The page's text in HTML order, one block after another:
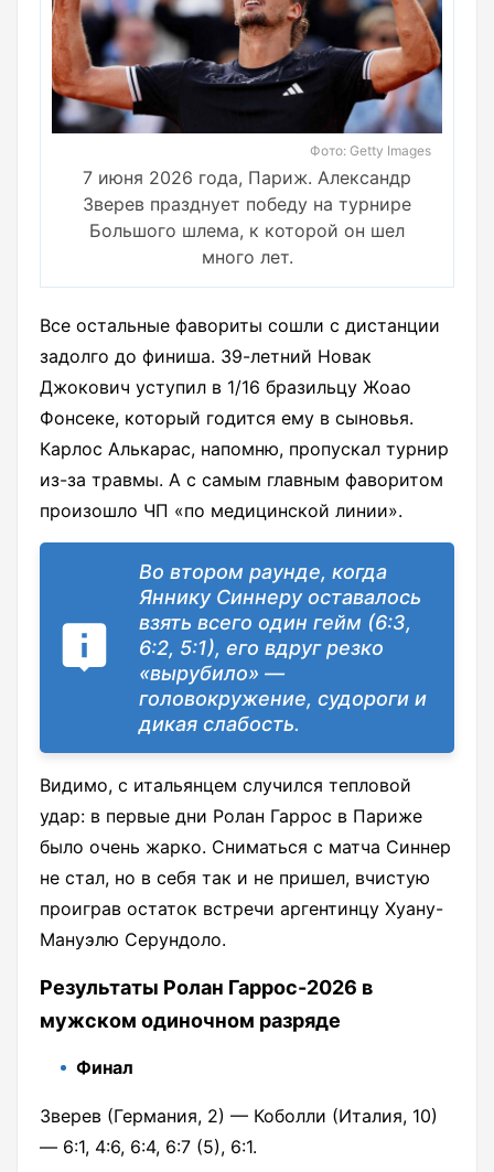
Фото: Getty Images
7 июня 2026 года, Париж. Александр
Зверев празднует победу на турнире
Большого шлема, к которой он шел
много лет.
Все остальные фавориты сошли с дистанции
задолго до финиша. 39-летний Новак
Джокович уступил в 1/16 бразильцу Жоао
Фонсеке, который годится ему в сыновья.
Карлос Алькарас, напомню, пропускал турнир
из-за травмы. А с самым главным фаворитом
произошло ЧП «по медицинской линии».
Во втором раунде, когда
Яннику Синнеру оставалось
взять всего один гейм (6:3,
6:2, 5:1), его вдруг резко
«вырубило» —
головокружение, судороги и
дикая слабость.
Видимо, с итальянцем случился тепловой
удар: в первые дни Ролан Гаррос в Париже
было очень жарко. Сниматься с матча Синнер
не стал, но в себя так и не пришел, вчистую
проиграв остаток встречи аргентинцу Хуану-
Мануэлю Серундоло.
Результаты Ролан Гаррос-2026 в
мужском одиночном разряде
Финал
Зверев (Германия, 2) — Коболли (Италия, 10)
— 6:1, 4:6, 6:4, 6:7 (5), 6:1.